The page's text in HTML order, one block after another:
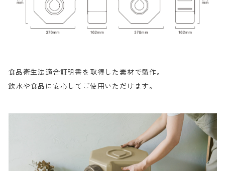
食品衛生法適合証明書を取得した素材で製作。
飲水や食品に安心してご使用いただけます。